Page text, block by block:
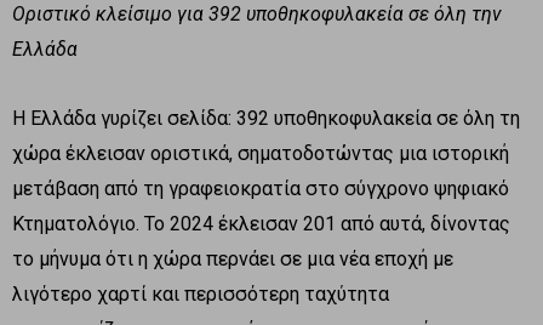
Οριστικό κλείσιμο για 392 υποθηκοφυλακεία σε όλη την
Ελλάδα
Η Ελλάδα γυρίζει σελίδα: 392 υποθηκοφυλακεία σε όλη τη
χώρα έκλεισαν οριστικά, σηματοδοτώντας μια ιστορική
μετάβαση από τη γραφειοκρατία στο σύγχρονο ψηφιακό
Κτηματολόγιο. Το 2024 έκλεισαν 201 από αυτά, δίνοντας
το μήνυμα ότι η χώρα περνάει σε μια νέα εποχή με
λιγότερο χαρτί και περισσότερη ταχύτητα